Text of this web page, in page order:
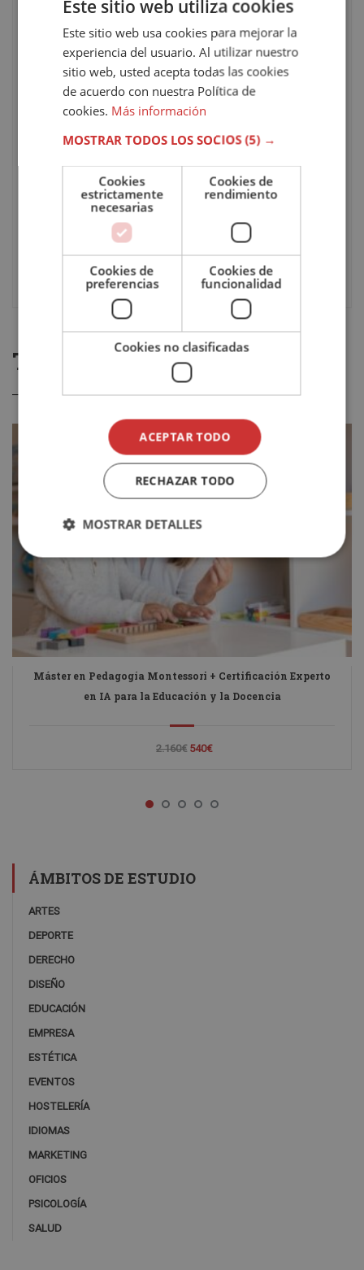
Modalidad Online
Tutor
Pago Único / A plazos
Evaluación Online
TE PODRÍA GUSTAR
Máster en Pedagogía Montessori + Certificación Experto
en IA para la Educación y la Docencia
2.160€ 540€
ÁMBITOS DE ESTUDIO
ARTES
DEPORTE
DERECHO
DISEÑO
EDUCACIÓN
EMPRESA
ESTÉTICA
EVENTOS
HOSTELERÍA
IDIOMAS
MARKETING
OFICIOS
PSICOLOGÍA
SALUD
Este sitio web utiliza cookies
Este sitio web usa cookies para mejorar la
experiencia del usuario. Al utilizar nuestro
sitio web, usted acepta todas las cookies
de acuerdo con nuestra Política de
cookies. Más información
MOSTRAR TODOS LOS SOCIOS(5) →
Cookies
estrictamente
necesarias
Cookies de
rendimiento
Cookies de
preferencias
Cookies de
funcionalidad
Cookies no clasificadas
ACEPTAR TODO
RECHAZAR TODO
MOSTRAR DETALLES